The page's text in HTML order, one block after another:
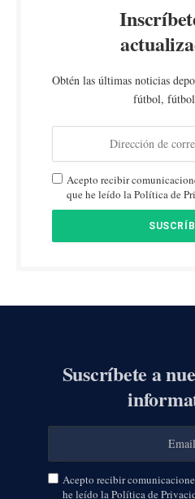
Obtén las últimas noticias
fútbol,
Acepto recibir
que he leído la Política de
Suscríbete a
Acepto recibir
he leído la Política de